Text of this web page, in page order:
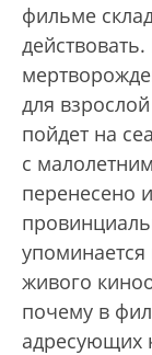
фильме
для
пойдет на
с
перенесено
живого
почему в
адресующих